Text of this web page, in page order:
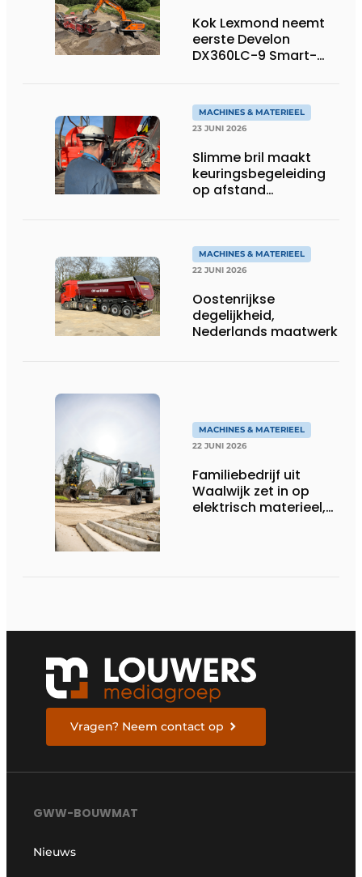
Kok Lexmond neemt
eerste Develon
DX360LC-9 Smart-
MACHINES & MATERIEEL
23 JUNI 2026
Slimme bril maakt
keuringsbegeleiding
op afstand
MACHINES & MATERIEEL
22 JUNI 2026
Oostenrijkse
degelijkheid,
Nederlands maatwerk
MACHINES & MATERIEEL
22 JUNI 2026
Familiebedrijf uit
Waalwijk zet in op
elektrisch materieel,
Vragen? Neem contact op
GWW-BOUWMAT
Nieuws